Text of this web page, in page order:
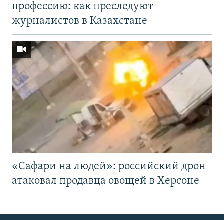
профессию: как преследуют
журналистов в Казахстане
«Cафари на людей»: российский дрон
атаковал продавца овощей в Херсоне